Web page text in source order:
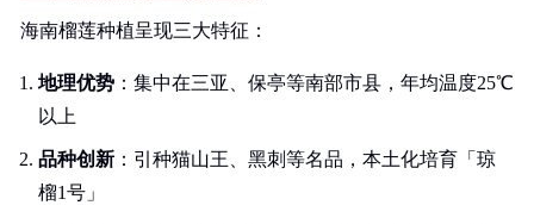
海南榴莲种植呈现三大特征：
地理优势 ：集中在三亚、保亭等南部市县，年均温度25℃
以上
品种创新 ：引种猫山王、黑刺等名品，本土化培育「琼
榴1号」